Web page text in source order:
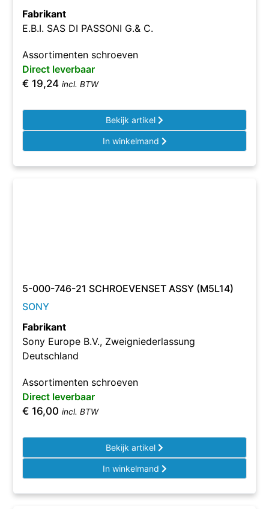
Fabrikant
E.B.I. SAS DI PASSONI G.& C.
Assortimenten schroeven
Direct leverbaar
€ 19,24 incl. BTW
Bekijk artikel
In winkelmand
5-000-746-21 SCHROEVENSET ASSY (M5L14)
SONY
Fabrikant
Sony Europe B.V., Zweigniederlassung
Deutschland
Assortimenten schroeven
Direct leverbaar
€ 16,00 incl. BTW
Bekijk artikel
In winkelmand